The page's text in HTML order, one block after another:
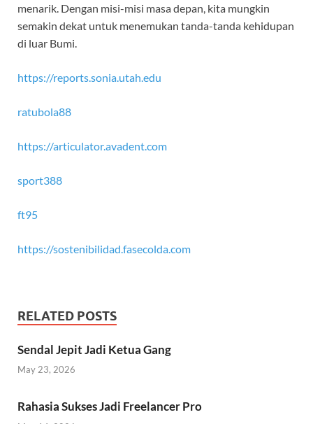
menarik. Dengan misi-misi masa depan, kita mungkin
semakin dekat untuk menemukan tanda-tanda kehidupan
di luar Bumi.
https://reports.sonia.utah.edu
ratubola88
https://articulator.avadent.com
sport388
ft95
https://sostenibilidad.fasecolda.com
RELATED POSTS
Sendal Jepit Jadi Ketua Gang
May 23, 2026
Rahasia Sukses Jadi Freelancer Pro